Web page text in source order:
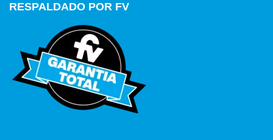
RESPALDADO POR FV